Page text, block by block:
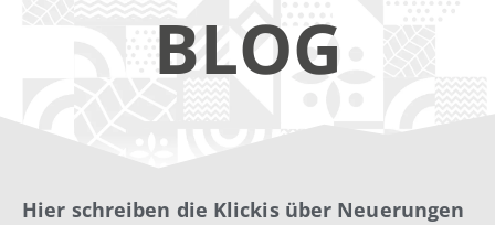
BLOG
Hier schreiben die Klickis über Neuerungen